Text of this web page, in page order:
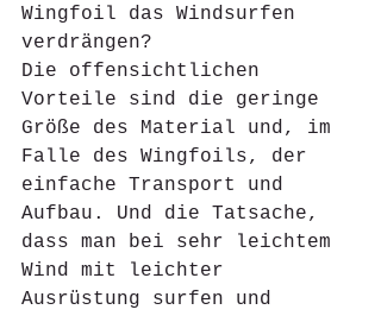
Wingfoil das Windsurfen
verdrängen?
Die offensichtlichen
Vorteile sind die geringe
Größe des Material und, im
Falle des Wingfoils, der
einfache Transport und
Aufbau. Und die Tatsache,
dass man bei sehr leichtem
Wind mit leichter
Ausrüstung surfen und